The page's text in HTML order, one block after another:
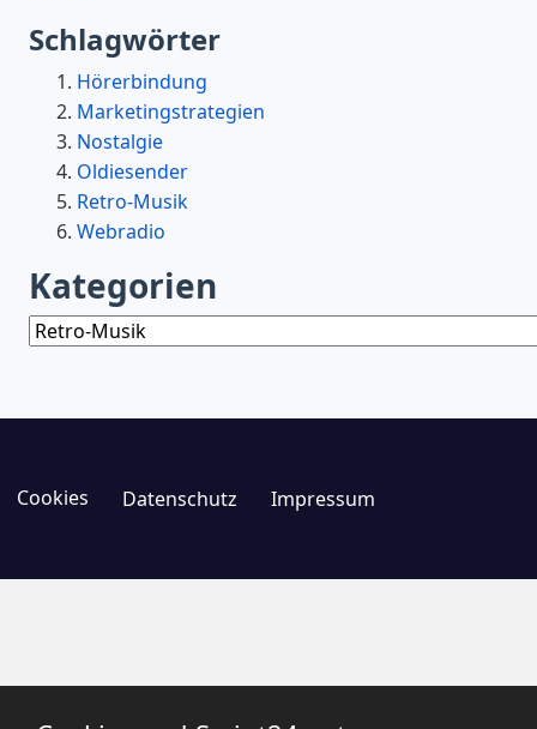
Schlagwörter
Hörerbindung
Marketingstrategien
Nostalgie
Oldiesender
Retro-Musik
Webradio
Kategorien
Kategorien
Cookies Datenschutz Impressum